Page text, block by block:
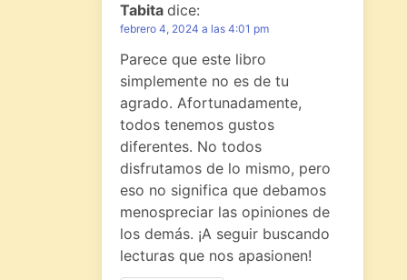
Tabita dice:
febrero 4, 2024 a las 4:01 pm
Parece que este libro
simplemente no es de tu
agrado. Afortunadamente,
todos tenemos gustos
diferentes. No todos
disfrutamos de lo mismo, pero
eso no significa que debamos
menospreciar las opiniones de
los demás. ¡A seguir buscando
lecturas que nos apasionen!